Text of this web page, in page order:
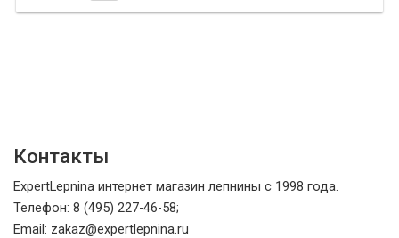
Контакты
ExpertLepnina интернет магазин лепнины с 1998 года.
Телефон: 8 (495) 227-46-58;
Email: zakaz@expertlepnina.ru